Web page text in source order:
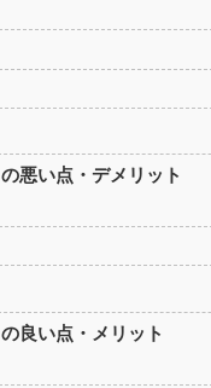
悪い点・デメリット
良い点・メリット